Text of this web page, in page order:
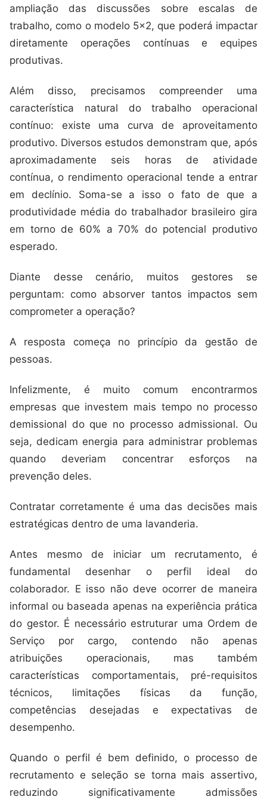
ampliação das discussões sobre escalas de
trabalho, como o modelo 5×2, que poderá impactar
diretamente operações contínuas e equipes
produtivas.
Além disso, precisamos compreender uma
característica natural do trabalho operacional
contínuo: existe uma curva de aproveitamento
produtivo. Diversos estudos demonstram que, após
aproximadamente seis horas de atividade
contínua, o rendimento operacional tende a entrar
em declínio. Soma-se a isso o fato de que a
produtividade média do trabalhador brasileiro gira
em torno de 60% a 70% do potencial produtivo
esperado.
Diante desse cenário, muitos gestores se
perguntam: como absorver tantos impactos sem
comprometer a operação?
A resposta começa no princípio da gestão de
pessoas.
Infelizmente, é muito comum encontrarmos
empresas que investem mais tempo no processo
demissional do que no processo admissional. Ou
seja, dedicam energia para administrar problemas
quando deveriam concentrar esforços na
prevenção deles.
Contratar corretamente é uma das decisões mais
estratégicas dentro de uma lavanderia.
Antes mesmo de iniciar um recrutamento, é
fundamental desenhar o perfil ideal do
colaborador. E isso não deve ocorrer de maneira
informal ou baseada apenas na experiência prática
do gestor. É necessário estruturar uma Ordem de
Serviço por cargo, contendo não apenas
atribuições operacionais, mas também
características comportamentais, pré-requisitos
técnicos, limitações físicas da função,
competências desejadas e expectativas de
desempenho.
Quando o perfil é bem definido, o processo de
recrutamento e seleção se torna mais assertivo,
reduzindo significativamente admissões